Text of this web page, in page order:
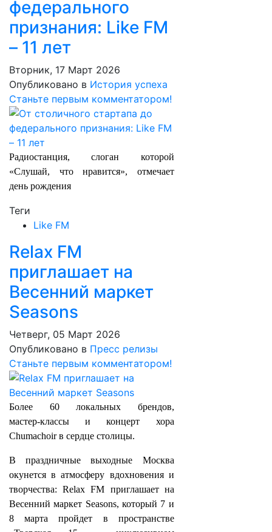
федерального
признания: Like FM
– 11 лет
Вторник, 17 Март 2026
Опубликовано в История успеха
Станьте первым комментатором!
Радиостанция, слоган которой
«Слушай, что нравится», отмечает
день рождения
Теги
Like FM
Relax FM
приглашает на
Весенний маркет
Seasons
Четверг, 05 Март 2026
Опубликовано в Пресс релизы
Станьте первым комментатором!
Более 60 локальных брендов,
мастер‑классы и концерт хора
Chumachoir в сердце столицы.
В праздничные выходные Москва
окунется в атмосферу вдохновения и
творчества: Relax FM приглашает на
Весенний маркет Seasons, который 7 и
8 марта пройдет в пространстве